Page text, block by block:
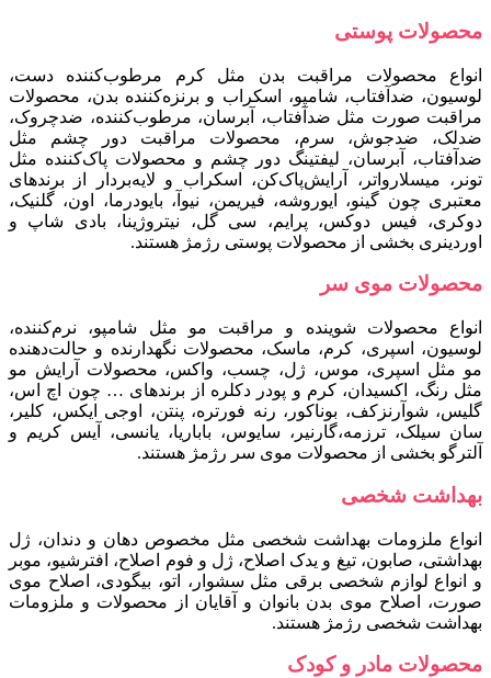
محصولات پوستی
انواع محصولات مراقبت بدن مثل کرم مرطوب‌کننده دست،
لوسیون، ضدآفتاب، شامپو، اسکراب و برنزه‌کننده بدن، محصولات
مراقبت صورت مثل ضدآفتاب، آبرسان، مرطوب‌کننده، ضدچروک،
ضدلک، ضدجوش، سرم، محصولات مراقبت دور چشم مثل
ضدآفتاب، آبرسان، لیفتینگ دور چشم و محصولات پاک‌کننده مثل
تونر، میسلارواتر، آرایش‌پاک‌کن، اسکراب و لایه‌بردار از برندهای
معتبری چون گینو، ایوروشه، فیری‍من، نیوآ، بایودرما، اون، گلنیک،
دوکری، فیس‌ دوکس، پرایم، سی‌ گل، نیتروژینا، بادی‌ شاپ و
اوردینری بخشی از محصولات پوستی رژمژ هستند.
محصولات موی سر
انواع محصولات شوینده و مراقبت مو مثل شامپو، نرم‌کننده،
لوسیون، اسپری، کرم، ماسک، محصولات نگهدارنده و حالت‌دهنده
مو مثل اسپری، موس، ژل، چسب، واکس، محصولات آرایش مو
مثل رنگ، اکسیدان، کرم و پودر دکلره از برندهای … چون اچ اس،
گلیس، شوآرنزکف، بوناکور، رنه فورتره، پنتن، اوجی ایکس، کلیر،
سان سیلک، ترزمه،گارنیر، سایوس، باباریا، یانسی، آیس کریم و
آلترگو بخشی از محصولات موی سر رژمژ هستند.
بهداشت شخصی
انواع ملزومات بهداشت شخصی مثل مخصوص دهان و دندان، ژل
بهداشتی، صابون، تیغ و یدک اصلاح، ژل و فوم اصلاح، افترشیو، موبر
و انواع لوازم شخصی برقی مثل سشوار، اتو، بیگودی، اصلاح موی
صورت، اصلاح موی بدن بانوان و آقایان از محصولات و ملزومات
بهداشت شخصی رژمژ هستند.
محصولات مادر و کودک